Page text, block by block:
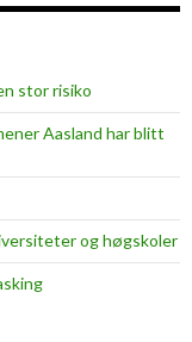
stor risiko
Aasland har blitt
og høgskoler